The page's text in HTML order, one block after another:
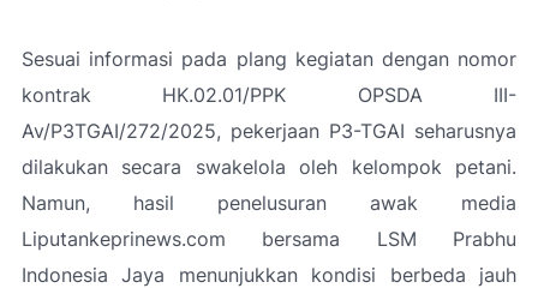
Sesuai informasi pada plang kegiatan dengan nomor
kontrak HK.02.01/PPK OPSDA III-
Av/P3TGAI/272/2025, pekerjaan P3-TGAI seharusnya
dilakukan secara swakelola oleh kelompok petani.
Namun, hasil penelusuran awak media
Liputankeprinews.com bersama LSM Prabhu
Indonesia Jaya menunjukkan kondisi berbeda jauh